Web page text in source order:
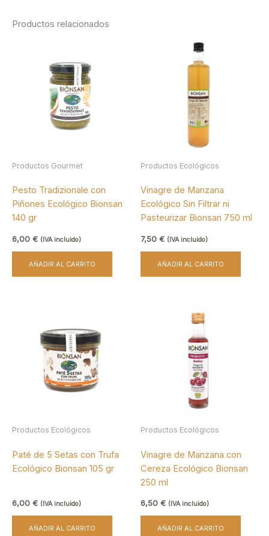
Productos relacionados
Productos Gourmet
Pesto Tradizionale con
Piñones Ecológico Bionsan
140 gr
6,00 € (IVA incluido)
AÑADIR AL CARRITO
Productos Ecológicos
Vinagre de Manzana
Ecológico Sin Filtrar ni
Pasteurizar Bionsan 750 ml
7,50 € (IVA incluido)
AÑADIR AL CARRITO
Productos Ecológicos
Paté de 5 Setas con Trufa
Ecológico Bionsan 105 gr
6,00 € (IVA incluido)
AÑADIR AL CARRITO
Productos Ecológicos
Vinagre de Manzana con
Cereza Ecológico Bionsan
250 ml
6,50 € (IVA incluido)
AÑADIR AL CARRITO